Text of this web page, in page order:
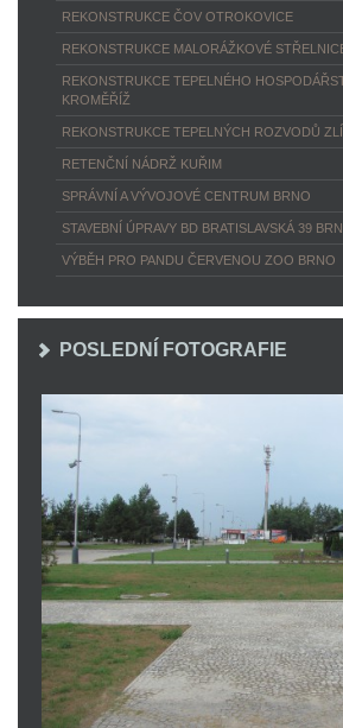
REKONSTRUKCE ČOV OTROKOVICE
REKONSTRUKCE MALORÁŽKOVÉ
REKONSTRUKCE TEPELNÉHO
KROMĚŘÍŽ
REKONSTRUKCE TEPELNÝCH ROZVODŮ
RETENČNÍ NÁDRŽ KUŘIM
SPRÁVNÍ A VÝVOJOVÉ CENTRUM BRNO
STAVEBNÍ ÚPRAVY BD BRATISLAVSKÁ 39
VÝBĚH PRO PANDU ČERVENOU ZOO BRNO
POSLEDNÍ FOTOGRAFIE